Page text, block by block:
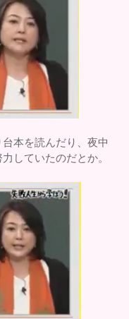
本を読んだり、夜中
していたのだとか。